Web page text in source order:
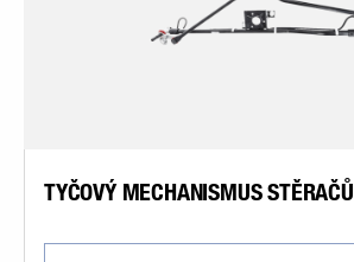
TYČOVÝ MECHANISMUS STĚRAČŮ